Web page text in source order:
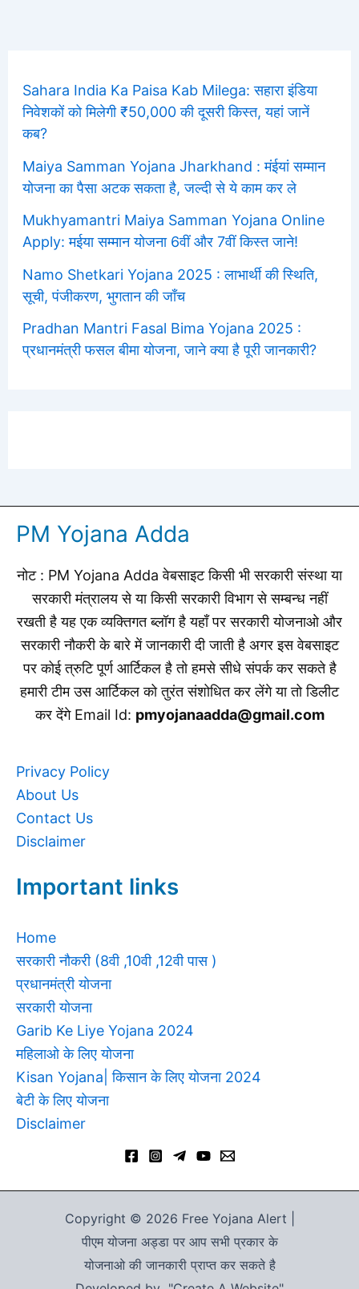
Sahara India Ka Paisa Kab Milega: सहारा इंडिया
निवेशकों को मिलेगी ₹50,000 की दूसरी किस्त, यहां जानें
कब?
Maiya Samman Yojana Jharkhand : मंईयां सम्मान
योजना का पैसा अटक सकता है, जल्दी से ये काम कर ले
Mukhyamantri Maiya Samman Yojana Online
Apply: मईया सम्मान योजना 6वीं और 7वीं किस्त जाने!
Namo Shetkari Yojana 2025 : लाभार्थी की स्थिति,
सूची, पंजीकरण, भुगतान की जाँच
Pradhan Mantri Fasal Bima Yojana 2025 :
प्रधानमंत्री फसल बीमा योजना, जाने क्या है पूरी जानकारी?
PM Yojana Adda
नोट : PM Yojana Adda वेबसाइट किसी भी सरकारी संस्था या
सरकारी मंत्रालय से या किसी सरकारी विभाग से सम्बन्ध नहीं
रखती है यह एक व्यक्तिगत ब्लॉग है यहाँ पर सरकारी योजनाओ और
सरकारी नौकरी के बारे में जानकारी दी जाती है अगर इस वेबसाइट
पर कोई त्रुटि पूर्ण आर्टिकल है तो हमसे सीधे संपर्क कर सकते है
हमारी टीम उस आर्टिकल को तुरंत संशोधित कर लेंगे या तो डिलीट
कर देंगे Email Id: pmyojanaadda@gmail.com
Privacy Policy
About Us
Contact Us
Disclaimer
Important links
Home
सरकारी नौकरी (8वी ,10वी ,12वी पास )
प्रधानमंत्री योजना
सरकारी योजना
Garib Ke Liye Yojana 2024
महिलाओ के लिए योजना
Kisan Yojana| किसान के लिए योजना 2024
बेटी के लिए योजना
Disclaimer
Copyright © 2026 Free Yojana Alert |
पीएम योजना अड्डा पर आप सभी प्रकार के
योजनाओ की जानकारी प्राप्त कर सकते है